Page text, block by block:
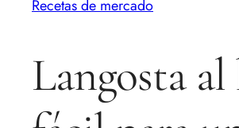
Recetas de mercado
Langosta